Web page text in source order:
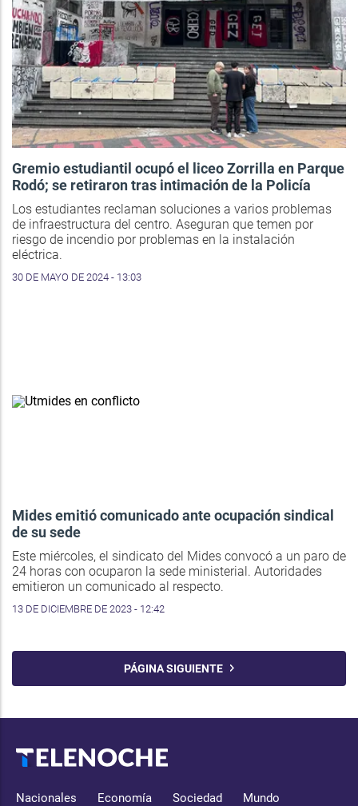
Gremio estudiantil ocupó el liceo Zorrilla en Parque
Rodó; se retiraron tras intimación de la Policía
Los estudiantes reclaman soluciones a varios problemas
de infraestructura del centro. Aseguran que temen por
riesgo de incendio por problemas en la instalación
eléctrica.
30 DE MAYO DE 2024 - 13:03
Mides emitió comunicado ante ocupación sindical
de su sede
Este miércoles, el sindicato del Mides convocó a un paro de
24 horas con ocuparon la sede ministerial. Autoridades
emitieron un comunicado al respecto.
13 DE DICIEMBRE DE 2023 - 12:42
PÁGINA SIGUIENTE
Nacionales Economía Sociedad Mundo